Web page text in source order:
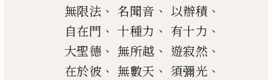
無限法 、 名聞音 、 以辦積 、
自在門 、 十種力 、 有十力 、
大聖德 、 無所越 、 遊寂然 、
在於彼 、 無數天 、 須彌光 、